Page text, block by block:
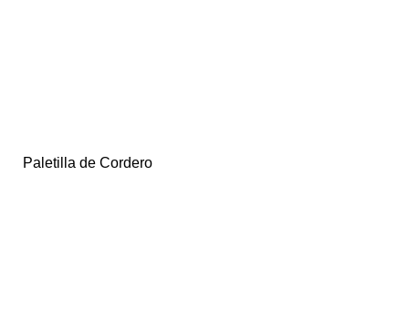
Paletilla de Cordero